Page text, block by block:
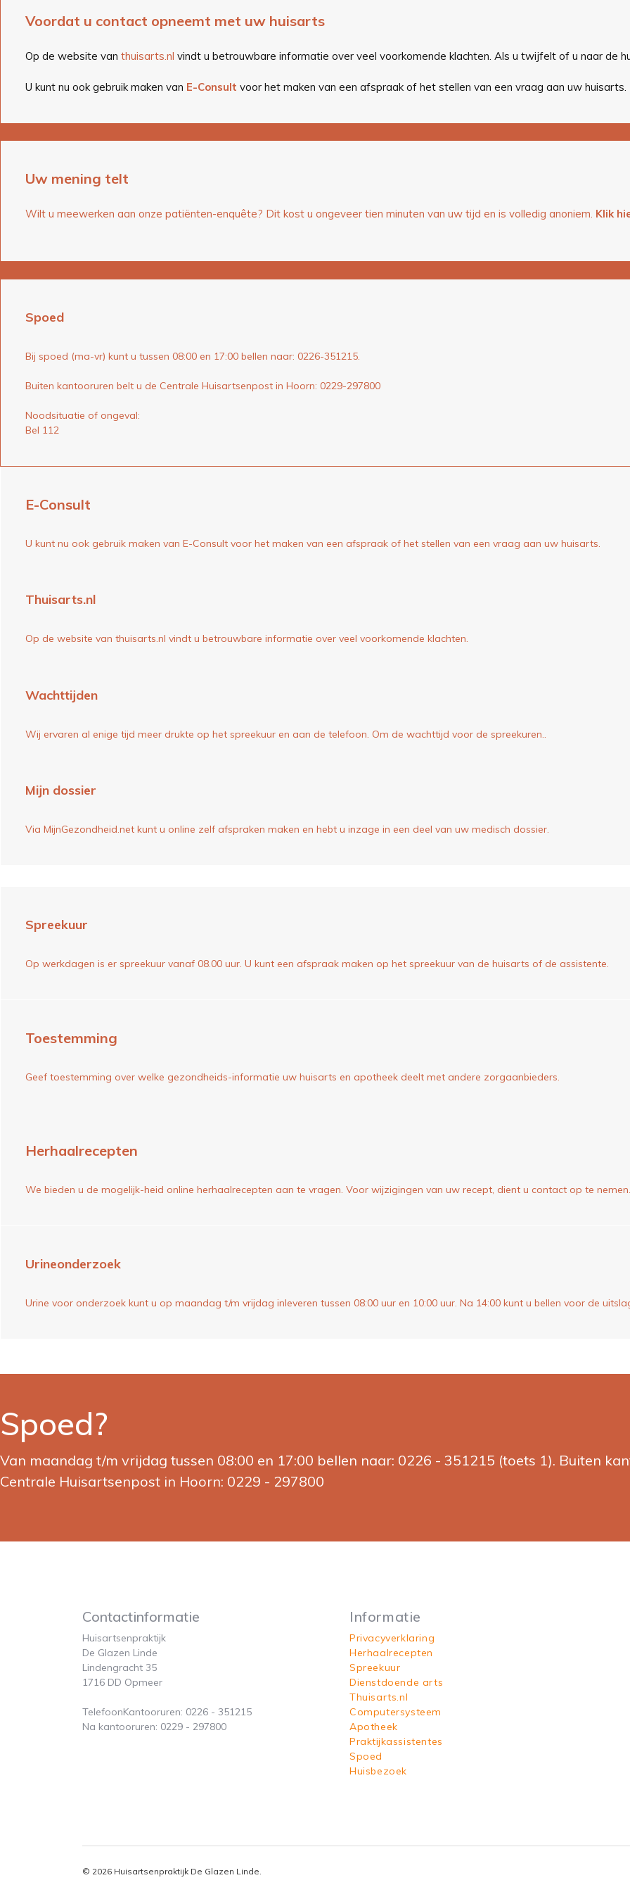
Voordat u contact opneemt met uw huisarts
Op de website van thuisarts.nl vindt u betrouwbare informatie over veel voorkomende klachten. Als u twijfelt of u naar de
U kunt nu ook gebruik maken van E-Consult voor het maken van een afspraak of het stellen van een vraag aan uw huisarts.
Uw mening telt
Wilt u meewerken aan onze patiënten-enquête? Dit kost u ongeveer tien minuten van uw tijd en is volledig anoniem. Klik
Spoed
Bij spoed (ma-vr) kunt u tussen 08:00 en 17:00 bellen naar: 0226-351215.
Buiten kantooruren belt u de Centrale Huisartsenpost in Hoorn: 0229-297800
Noodsituatie of ongeval:
Bel 112
E-Consult
U kunt nu ook gebruik maken van E-Consult voor het maken van een afspraak of het stellen van een vraag aan uw huisarts.
Thuisarts.nl
Op de website van thuisarts.nl vindt u betrouwbare informatie over veel voorkomende klachten.
Wachttijden
Wij ervaren al enige tijd meer drukte op het spreekuur en aan de telefoon. Om de wachttijd voor de spreekuren..
Mijn dossier
Via MijnGezondheid.net kunt u online zelf afspraken maken en hebt u inzage in een deel van uw medisch dossier.
Spreekuur
Op werkdagen is er spreekuur vanaf 08.00 uur. U kunt een afspraak maken op het spreekuur van de huisarts of de assistente.
Toestemming
Geef toestemming over welke gezondheids-informatie uw huisarts en apotheek deelt met andere zorgaanbieders.
Herhaalrecepten
We bieden u de mogelijk-heid online herhaalrecepten aan te vragen. Voor wijzigingen van uw recept, dient u contact op te nemen.
Urineonderzoek
Urine voor onderzoek kunt u op maandag t/m vrijdag inleveren tussen 08:00 uur en 10:00 uur. Na 14:00 kunt u bellen voor de
Spoed?
Van maandag t/m vrijdag tussen 08:00 en 17:00 bellen naar: 0226 - 351215 (toets 1). Buiten
Centrale Huisartsenpost in Hoorn: 0229 - 297800
Contactinformatie
Huisartsenpraktijk
De Glazen Linde
Lindengracht 35
1716 DD Opmeer
TelefoonKantooruren: 0226 - 351215
Na kantooruren: 0229 - 297800
Informatie
Privacyverklaring
Herhaalrecepten
Spreekuur
Dienstdoende arts
Thuisarts.nl
Computersysteem
Apotheek
Praktijkassistentes
Spoed
Huisbezoek
© 2026 Huisartsenpraktijk De Glazen Linde.